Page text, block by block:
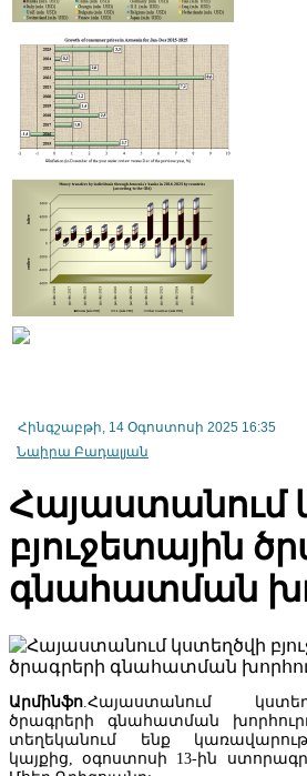
Հայաստանից արտահանման ոլորտում
զբաղեցնում հանքային հումքը, իսկ
մեքենաներն ու մեխանիզմները
Տնտեսագետ. «Կառավարության
մասին» օրենքում ՀՀ նախարարների
փոփոխությունները մի շարք
Հինգշաբթի, 14 Օգոստոսի 2025 16:35
Նաիրա Բադալյան
Հայաստանում
բյուջետային
գնահատման
Արմինֆո .Հայաստանում
ծրագրերի գնահատման
տեղեկանում ենք
կայքից, օգոստոսի 13-ին